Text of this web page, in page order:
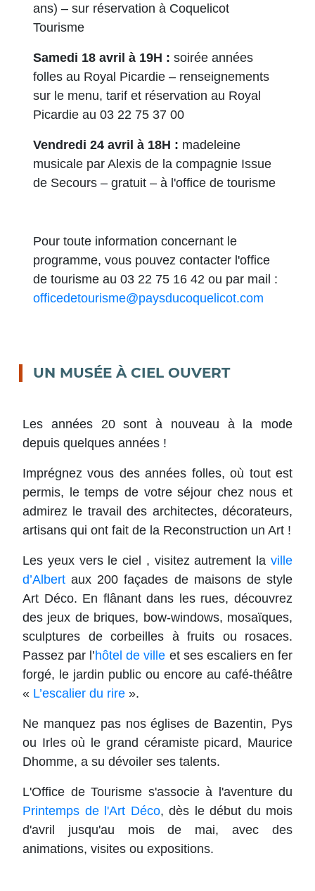
ans) – sur réservation à Coquelicot
Tourisme
Samedi 18 avril à 19H : soirée années
folles au Royal Picardie – renseignements
sur le menu, tarif et réservation au Royal
Picardie au 03 22 75 37 00
Vendredi 24 avril à 18H : madeleine
musicale par Alexis de la compagnie Issue
de Secours – gratuit – à l'office de tourisme
Pour toute information concernant le
programme, vous pouvez contacter l'office
de tourisme au 03 22 75 16 42 ou par mail :
officedetourisme@paysducoquelicot.com
UN MUSÉE À CIEL OUVERT
Les années 20 sont à nouveau à la mode
depuis quelques années !
Imprégnez vous des années folles, où tout est
permis, le temps de votre séjour chez nous et
admirez le travail des architectes, décorateurs,
artisans qui ont fait de la Reconstruction un Art !
Les yeux vers le ciel , visitez autrement la ville
d’Albert aux 200 façades de maisons de style
Art Déco. En flânant dans les rues, découvrez
des jeux de briques, bow-windows, mosaïques,
sculptures de corbeilles à fruits ou rosaces.
Passez par l’hôtel de ville et ses escaliers en fer
forgé, le jardin public ou encore au café-théâtre
« L’escalier du rire ».
Ne manquez pas nos églises de Bazentin, Pys
ou Irles où le grand céramiste picard, Maurice
Dhomme, a su dévoiler ses talents.
L'Office de Tourisme s'associe à l'aventure du
Printemps de l'Art Déco, dès le début du mois
d'avril jusqu'au mois de mai, avec des
animations, visites ou expositions.